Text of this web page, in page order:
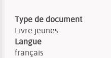
Type de document
Livre jeunes
Langue
français